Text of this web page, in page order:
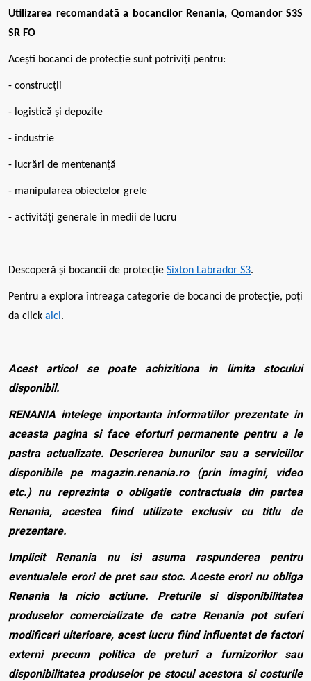
Utilizarea recomandată a bocancilor Renania, Qomandor S3S
SR FO
Acești bocanci de protecție sunt potriviți pentru:
- construcții
- logistică și depozite
- industrie
- lucrări de mentenanță
- manipularea obiectelor grele
- activități generale în medii de lucru
Descoperă și bocancii de protecție Sixton Labrador S3.
Pentru a explora întreaga categorie de bocanci de protecție, poți
da click aici.
Acest articol se poate achizitiona in limita stocului
disponibil.
RENANIA intelege importanta informatiilor prezentate in
aceasta pagina si face eforturi permanente pentru a le
pastra actualizate. Descrierea bunurilor sau a serviciilor
disponibile pe magazin.renania.ro (prin imagini, video
etc.) nu reprezinta o obligatie contractuala din partea
Renania, acestea fiind utilizate exclusiv cu titlu de
prezentare.
Implicit Renania nu isi asuma raspunderea pentru
eventualele erori de pret sau stoc. Aceste erori nu obliga
Renania la nicio actiune. Preturile si disponibilitatea
produselor comercializate de catre Renania pot suferi
modificari ulterioare, acest lucru fiind influentat de factori
externi precum politica de preturi a furnizorilor sau
disponibilitatea produselor pe stocul acestora si costurile